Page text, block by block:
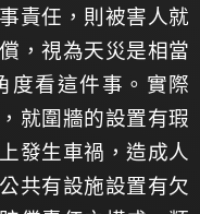
責任，則被害人就
，視為天災是相當
度看這件事。實際
就圍牆的設置有瑕
發生車禍，造成人
共有設施設置有欠